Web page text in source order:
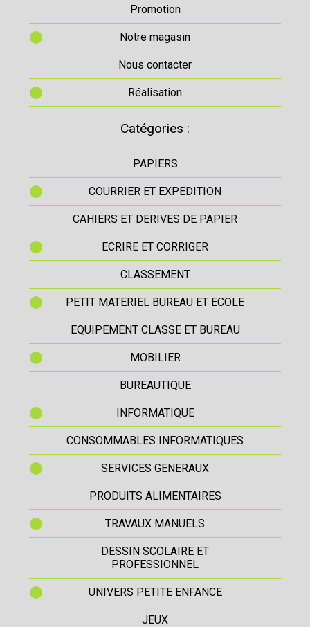
Promotion
Notre magasin
Nous contacter
Réalisation
Catégories :
PAPIERS
COURRIER ET EXPEDITION
CAHIERS ET DERIVES DE PAPIER
ECRIRE ET CORRIGER
CLASSEMENT
PETIT MATERIEL BUREAU ET ECOLE
EQUIPEMENT CLASSE ET BUREAU
MOBILIER
BUREAUTIQUE
INFORMATIQUE
CONSOMMABLES INFORMATIQUES
SERVICES GENERAUX
PRODUITS ALIMENTAIRES
TRAVAUX MANUELS
DESSIN SCOLAIRE ET
PROFESSIONNEL
UNIVERS PETITE ENFANCE
JEUX